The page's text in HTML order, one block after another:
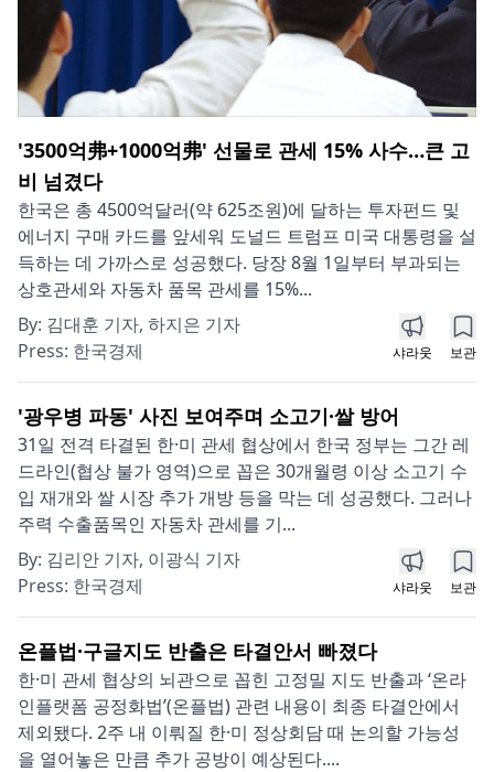
'3500억弗+1000억弗' 선물로 관세 15% 사수…큰 고
비 넘겼다
한국은 총 4500억달러(약 625조원)에 달하는 투자펀드 및
에너지 구매 카드를 앞세워 도널드 트럼프 미국 대통령을 설
득하는 데 가까스로 성공했다. 당장 8월 1일부터 부과되는
상호관세와 자동차 품목 관세를 15%...
By: 김대훈 기자, 하지은 기자
Press: 한국경제 샤라웃 보관
'광우병 파동' 사진 보여주며 소고기·쌀 방어
31일 전격 타결된 한·미 관세 협상에서 한국 정부는 그간 레
드라인(협상 불가 영역)으로 꼽은 30개월령 이상 소고기 수
입 재개와 쌀 시장 추가 개방 등을 막는 데 성공했다. 그러나
주력 수출품목인 자동차 관세를 기...
By: 김리안 기자, 이광식 기자
Press: 한국경제 샤라웃 보관
온플법·구글지도 반출은 타결안서 빠졌다
한·미 관세 협상의 뇌관으로 꼽힌 고정밀 지도 반출과 ‘온라
인플랫폼 공정화법’(온플법) 관련 내용이 최종 타결안에서
제외됐다. 2주 내 이뤄질 한·미 정상회담 때 논의할 가능성
을 열어놓은 만큼 추가 공방이 예상된다....